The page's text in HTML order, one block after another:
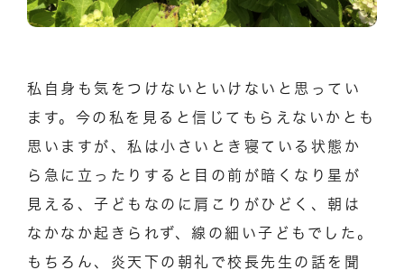
私自身も気をつけないといけないと思ってい
ます。今の私を見ると信じてもらえないかとも
思いますが、私は小さいとき寝ている状態か
ら急に立ったりすると目の前が暗くなり星が
見える、子どもなのに肩こりがひどく、朝は
なかなか起きられず、線の細い子どもでした。
もちろん、炎天下の朝礼で校長先生の話を聞